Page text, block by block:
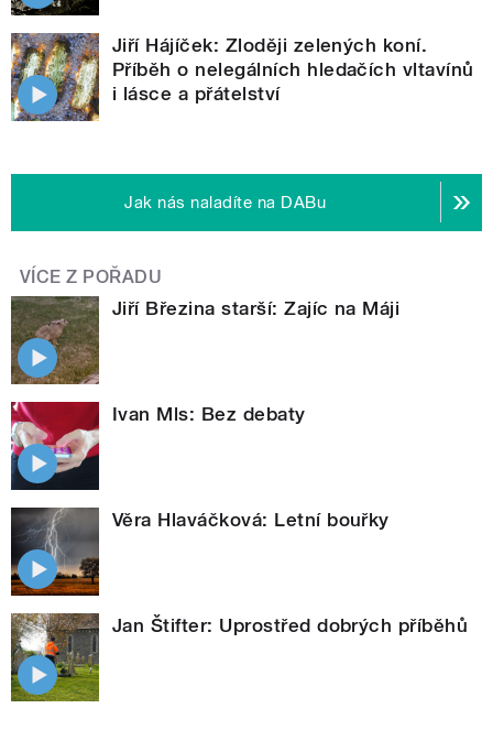
Jiří Hájíček: Zloději zelených koní.
Příběh o nelegálních hledačích vltavínů
i lásce a přátelství
Jak nás naladíte na DABu
VÍCE Z POŘADU
Jiří Březina starší: Zajíc na Máji
Ivan Mls: Bez debaty
Věra Hlaváčková: Letní bouřky
Jan Štifter: Uprostřed dobrých příběhů